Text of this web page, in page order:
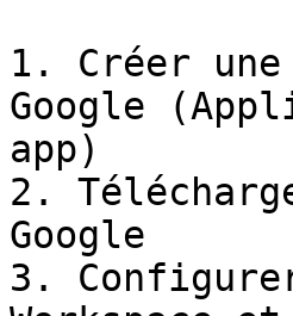
1. Créer
Google
app)
2.
Google
3.